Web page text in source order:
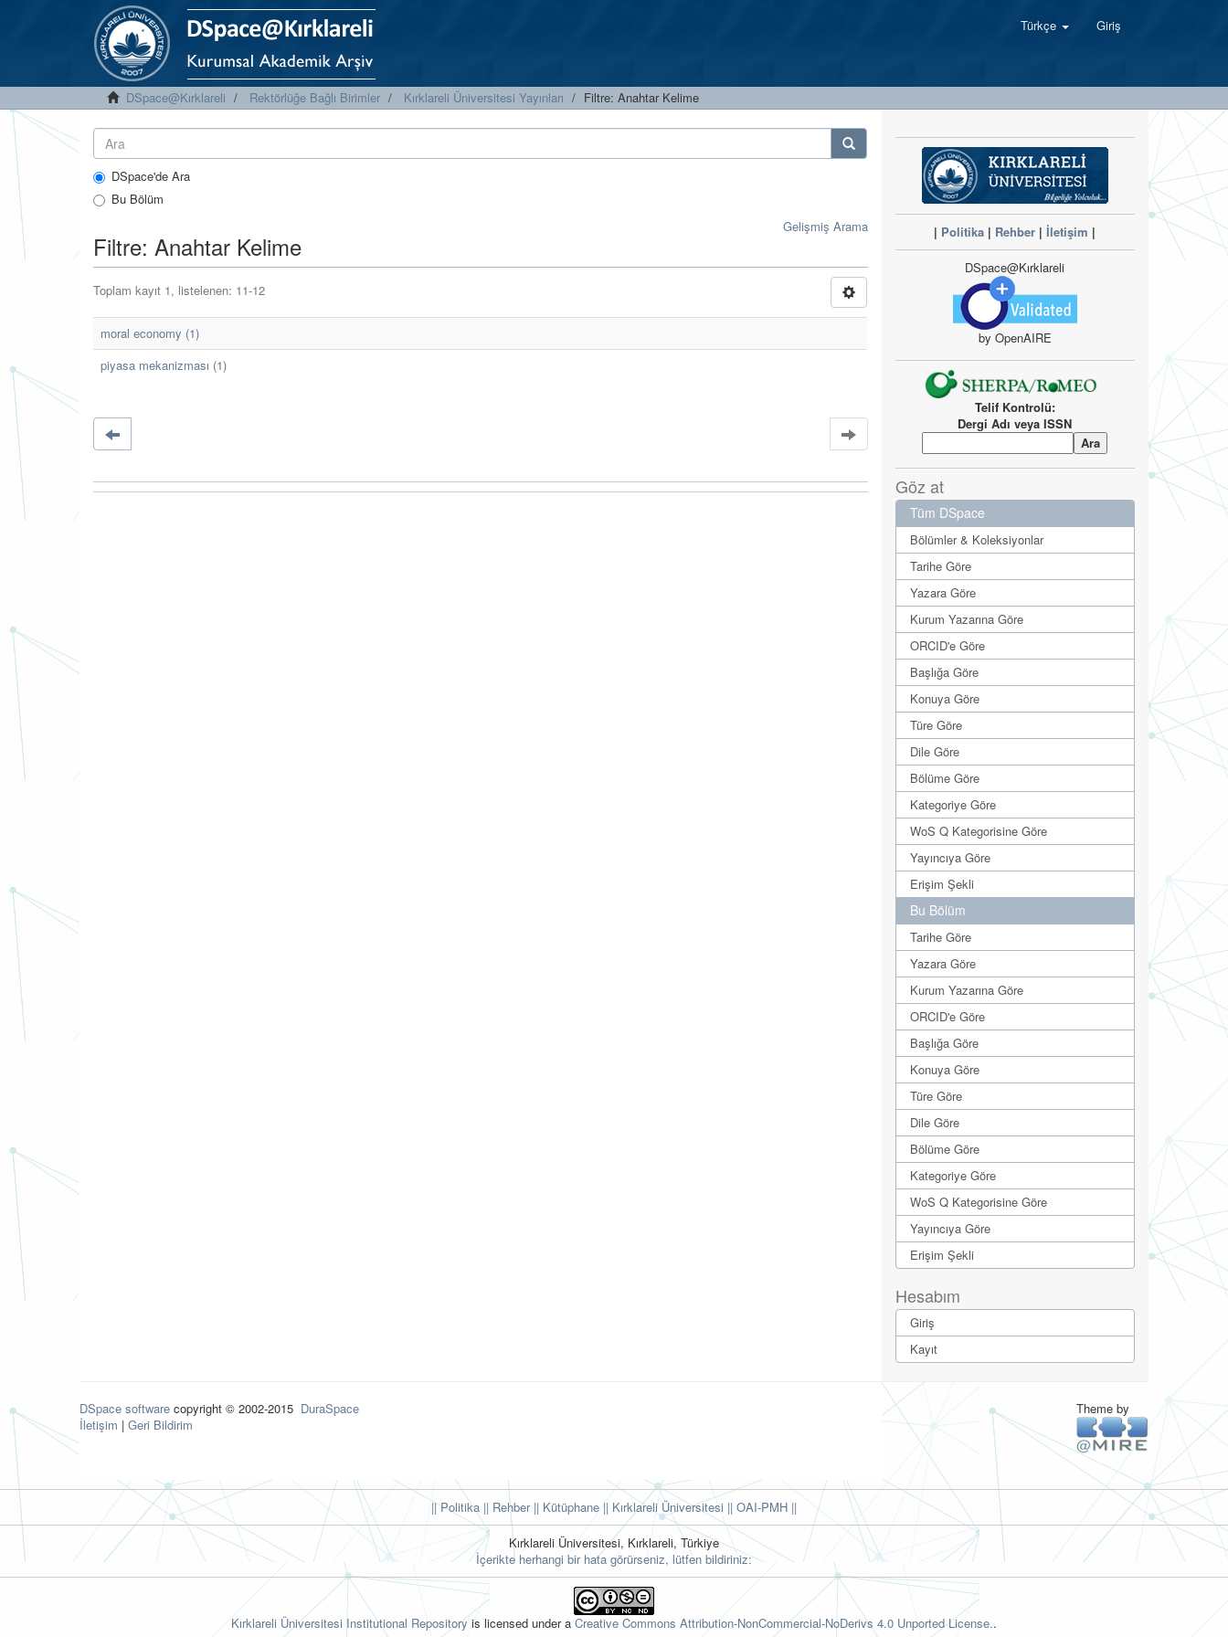
Türkçe Giriş
DSpace@Kırklareli Rektörlüğe Bağlı Birimler Kırklareli Üniversitesi Yayınları Filtre: Anahtar Kelime
DSpace'de Ara
Bu Bölüm
Gelişmiş Arama
Filtre: Anahtar Kelime
Toplam kayıt 1, listelenen: 11-12
moral economy (1)
piyasa mekanizması (1)
| Politika | Rehber |İletişim |
DSpace@Kırklareli
by OpenAIRE
Telif Kontrolü:
Dergi Adı veya ISSN
Göz at
Tüm DSpace
Bölümler & Koleksiyonlar
Tarihe Göre
Yazara Göre
Kurum Yazarına Göre
ORCID'e Göre
Başlığa Göre
Konuya Göre
Türe Göre
Dile Göre
Bölüme Göre
Kategoriye Göre
WoS Q Kategorisine Göre
Yayıncıya Göre
Erişim Şekli
Bu Bölüm
Tarihe Göre
Yazara Göre
Kurum Yazarına Göre
ORCID'e Göre
Başlığa Göre
Konuya Göre
Türe Göre
Dile Göre
Bölüme Göre
Kategoriye Göre
WoS Q Kategorisine Göre
Yayıncıya Göre
Erişim Şekli
Hesabım
Giriş
Kayıt
DSpace software copyright © 2002-2015 DuraSpace
İletişim | Geri Bildirim
Theme by
|| Politika || Rehber|| Kütüphane|| Kırklareli Üniversitesi || OAI-PMH ||
Kırklareli Üniversitesi, Kırklareli, Türkiye
İçerikte herhangi bir hata görürseniz, lütfen bildiriniz:
Kırklareli Üniversitesi Institutional Repository is licensed under a Creative Commons Attribution-NonCommercial-NoDerivs 4.0 Unported License..